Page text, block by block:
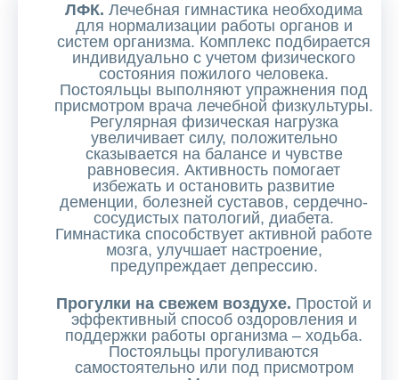
ЛФК. Лечебная гимнастика необходима
для нормализации работы органов и
систем организма. Комплекс подбирается
индивидуально с учетом физического
состояния пожилого человека.
Постояльцы выполняют упражнения под
присмотром врача лечебной физкультуры.
Регулярная физическая нагрузка
увеличивает силу, положительно
сказывается на балансе и чувстве
равновесия. Активность помогает
избежать и остановить развитие
деменции, болезней суставов, сердечно-
сосудистых патологий, диабета.
Гимнастика способствует активной работе
мозга, улучшает настроение,
предупреждает депрессию.
Прогулки на свежем воздухе. Простой и
эффективный способ оздоровления и
поддержки работы организма – ходьба.
Постояльцы прогуливаются
самостоятельно или под присмотром